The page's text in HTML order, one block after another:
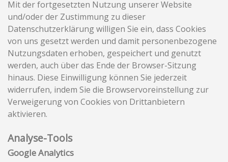
Mit der fortgesetzten Nutzung unserer Website
und/oder der Zustimmung zu dieser
Datenschutzerklärung willigen Sie ein, dass Cookies
von uns gesetzt werden und damit personenbezogene
Nutzungsdaten erhoben, gespeichert und genutzt
werden, auch über das Ende der Browser-Sitzung
hinaus. Diese Einwilligung können Sie jederzeit
widerrufen, indem Sie die Browservoreinstellung zur
Verweigerung von Cookies von Drittanbietern
aktivieren.
Analyse-Tools
Google Analytics